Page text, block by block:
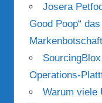
Josera
Good Poop“
Markenbotschaft
Operations-
Warum viele